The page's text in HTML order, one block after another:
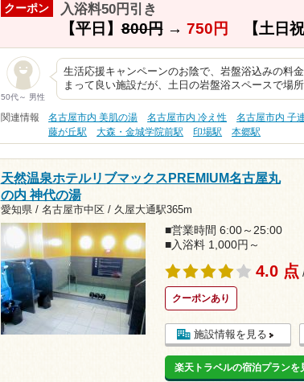
クーポン 入浴料50円引き
【平日】800円→ 750円 【土日
50代～ 男性
生活応援キャンペーンのお陰で、岩盤浴込みの料
まって良い施設だが、土日の岩盤浴スペースで場
関連情報 名古屋市内 美肌の湯 名古屋市内 冷え性 名古屋市内 子
藤が丘駅
大森・金城学院前駅 印場駅 本郷駅
天然温泉ホテルリブマックスPREMIUM名古屋丸
の内 神代の湯
愛知県 / 名古屋市中区 / 久屋大通駅365m
■営業時間 6:00～25:00
■入浴料 1,000円～
4.0 点
クーポンあり
施設情報を見る
楽天トラベルの宿泊プランを